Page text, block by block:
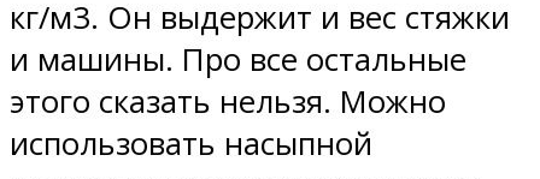
кг/м3. Он выдержит и вес стяжки
и машины. Про все остальные
этого сказать нельзя. Можно
использовать насыпной